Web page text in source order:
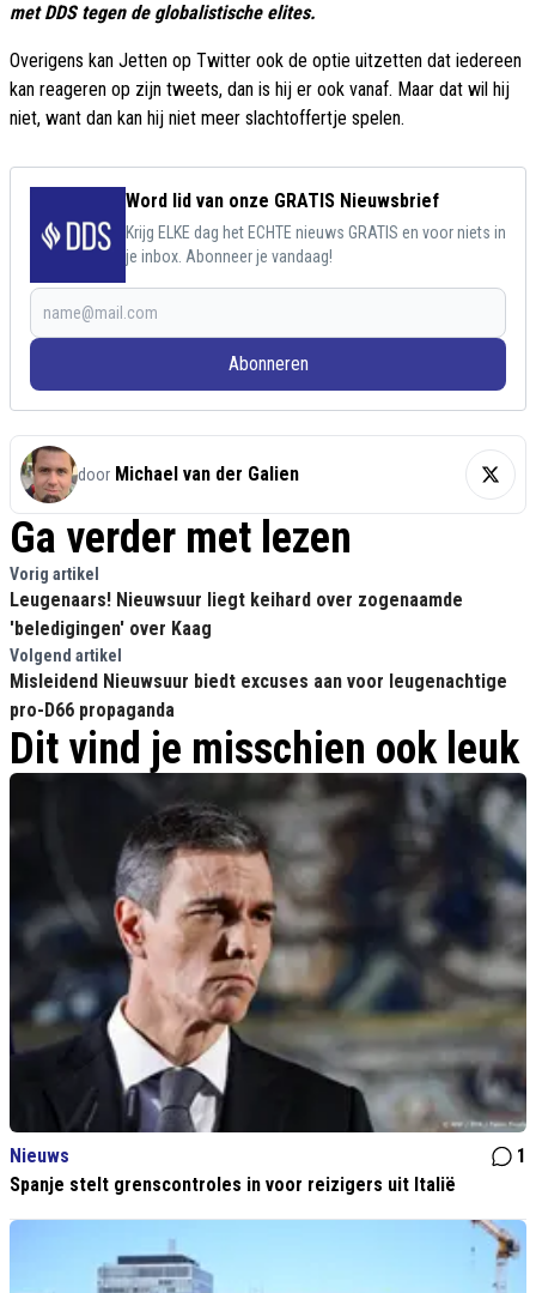
met DDS tegen de globalistische elites.
Overigens kan Jetten op Twitter ook de optie uitzetten dat iedereen
kan reageren op zijn tweets, dan is hij er ook vanaf. Maar dat wil hij
niet, want dan kan hij niet meer slachtoffertje spelen.
Word lid van onze GRATIS Nieuwsbrief
Krijg ELKE dag het ECHTE nieuws GRATIS en voor niets in
je inbox. Abonneer je vandaag!
Abonneren
door Michael van der Galien
Ga verder met lezen
Vorig artikel
Leugenaars! Nieuwsuur liegt keihard over zogenaamde
'beledigingen' over Kaag
Volgend artikel
Misleidend Nieuwsuur biedt excuses aan voor leugenachtige
pro-D66 propaganda
Dit vind je misschien ook leuk
Nieuws
1
Spanje stelt grenscontroles in voor reizigers uit Italië